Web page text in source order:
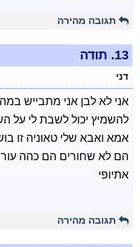
תגובה מהירה
13. תודה
דני
אני לא לבן אני מתבייש
להשמיץ יכול לשבת לי על
אמא ואבא שלי טאוניה זו
הם לא שחורים הם כהה עור
אתיופי
תגובה מהירה